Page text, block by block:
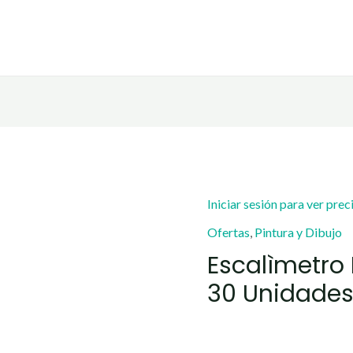
Iniciar sesión para ver
Ofertas, Pintura y Dibujo
Escalìmetro
30